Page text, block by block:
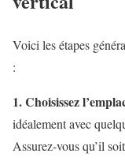
Voici les étapes
:
1. Choisissez
idéalement avec
Assurez-vous qu’il